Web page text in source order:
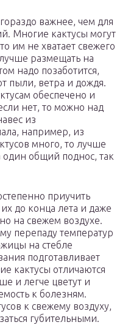
важнее, чем для
Многие кактусы могут
им не хватает свежего
размещать на
надо позаботится,
пыли, ветра и дождя.
обеспечено и
нет, то можно над
из
например, из
много, то лучше
один общий поднос, так
приучить
до конца лета и даже
на свежем воздухе.
перепаду температур
на стебле
подготавливает
кактусы отличаются
и легче цветут и
к болезням.
к свежему воздуху,
губительными.